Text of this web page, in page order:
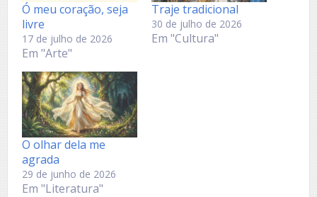
Ó meu coração, seja
livre
17 de julho de 2026
Em "Arte"
Traje tradicional
30 de julho de 2026
Em "Cultura"
O olhar dela me
agrada
29 de junho de 2026
Em "Literatura"